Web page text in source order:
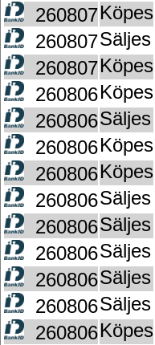
260807Köpes
260807Säljes
260807Köpes
260806Köpes
260806Säljes
260806Köpes
260806Köpes
260806Säljes
260806Säljes
260806Säljes
260806Säljes
260806Säljes
260806Köpes